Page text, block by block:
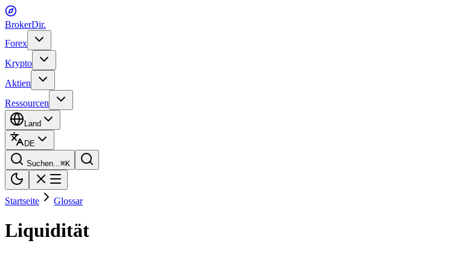
BrokerDir.
Forex
Krypto
Aktien
Ressourcen
Land
DE
Suchen...⌘K
Startseite Glossar
Liquidität